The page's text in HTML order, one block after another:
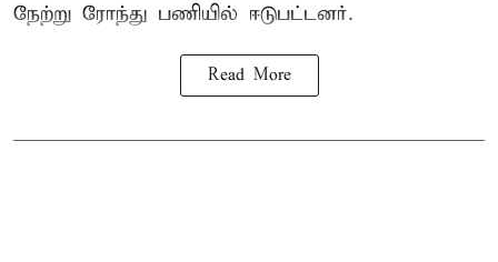
நேற்று ரோந்து பணியில் ஈடுபட்டனர்.
Read More